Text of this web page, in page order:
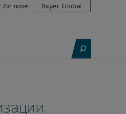
for none Bayer Global